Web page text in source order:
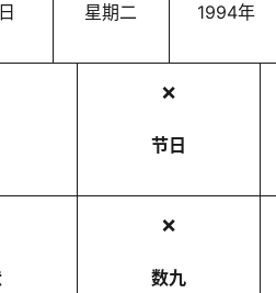
星期二 1994年
❌
节日
❌
数九